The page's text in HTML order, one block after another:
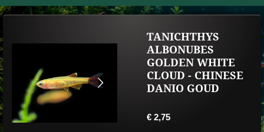
TANICHTHYS
ALBONUBES
GOLDEN WHITE
CLOUD - CHINESE
DANIO GOUD
€ 2,75